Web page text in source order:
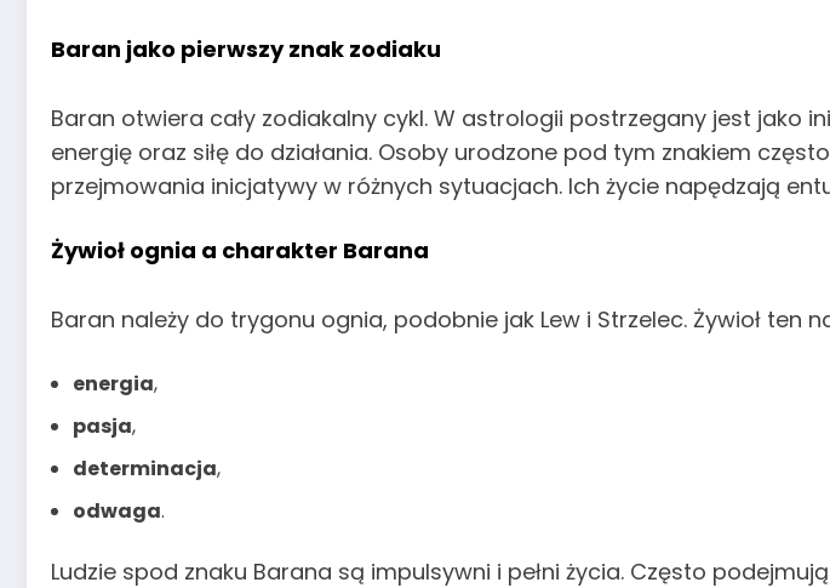
Baran jako pierwszy znak zodiaku
Baran otwiera cały zodiakalny cykl. W astrologii postrzegany jest jako
energię oraz siłę do działania. Osoby urodzone pod tym znakiem
przejmowania inicjatywy w różnych sytuacjach. Ich życie napędzają
Żywioł ognia a charakter Barana
Baran należy do trygonu ognia, podobnie jak Lew i Strzelec. Żywioł
energia,
pasja,
determinacja,
odwaga.
Ludzie spod znaku Barana są impulsywni i pełni życia. Często